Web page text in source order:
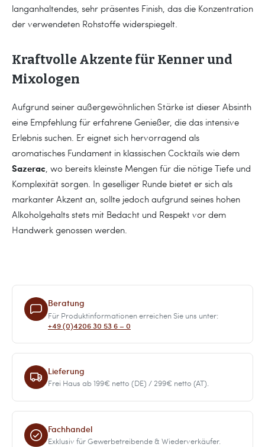
langanhaltendes, sehr präsentes Finish, das die Konzentration
der verwendeten Rohstoffe widerspiegelt.
Kraftvolle Akzente für Kenner und
Mixologen
Aufgrund seiner außergewöhnlichen Stärke ist dieser Absinth
eine Empfehlung für erfahrene Genießer, die das intensive
Erlebnis suchen. Er eignet sich hervorragend als
aromatisches Fundament in klassischen Cocktails wie dem
Sazerac, wo bereits kleinste Mengen für die nötige Tiefe und
Komplexität sorgen. In geselliger Runde bietet er sich als
markanter Akzent an, sollte jedoch aufgrund seines hohen
Alkoholgehalts stets mit Bedacht und Respekt vor dem
Handwerk genossen werden.
Beratung
Für Produktinformationen erreichen Sie uns unter:
+49 (0)4206 30 53 6 – 0
Lieferung
Frei Haus ab 199€ netto (DE) / 299€ netto (AT).
Fachhandel
Exklusiv für Gewerbetreibende & Wiederverkäufer.